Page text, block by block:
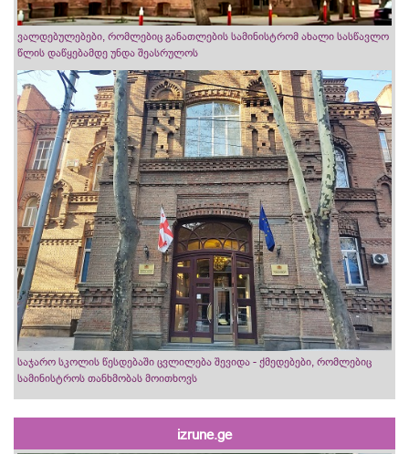
ვალდებულებები, რომლებიც განათლების სამინისტრომ ახალი სასწავლო
წლის დაწყებამდე უნდა შეასრულოს
საჯარო სკოლის წესდებაში ცვლილება შევიდა - ქმედებები, რომლებიც
სამინისტროს თანხმობას მოითხოვს
izrune.ge